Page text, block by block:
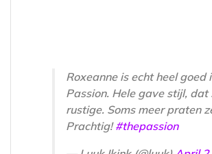
Roxeanne is echt heel goed
Passion. Hele gave stijl, dat
rustige. Soms meer praten
Prachtig!#thepassion